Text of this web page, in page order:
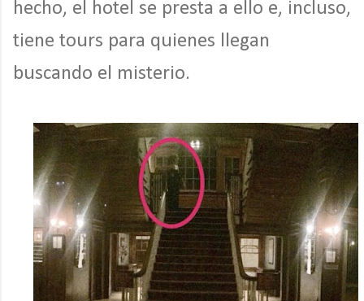
hecho, el hotel se presta a ello e, incluso,
tiene tours para quienes llegan
buscando el misterio.